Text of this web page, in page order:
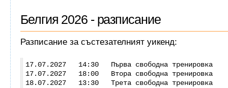
Белгия 2026 - разписание
Разписание за състезателният уикенд:
17.07.2027 14:30 Първа свободна тренировка
17.07.2027 18:00 Втора свободна тренировка
18.07.2027 13:30 Трета свободна тренировка